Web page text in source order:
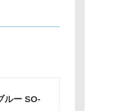
ルー SO-